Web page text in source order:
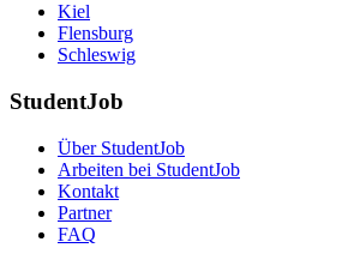
Kiel
Flensburg
Schleswig
StudentJob
Über StudentJob
Arbeiten bei StudentJob
Kontakt
Partner
FAQ